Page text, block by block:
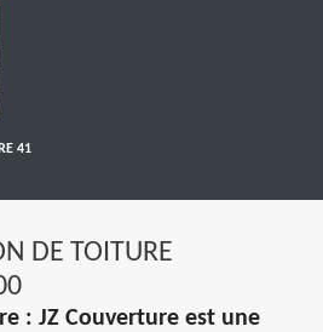
41
DE TOITURE
: JZ Couverture est une